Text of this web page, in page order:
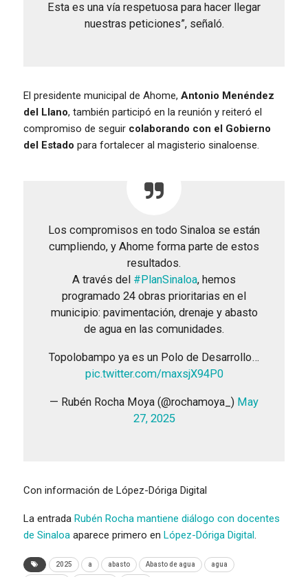
Esta es una vía respetuosa para hacer llegar
nuestras peticiones”, señaló.
El presidente municipal de Ahome, Antonio Menéndez
del Llano, también participó en la reunión y reiteró el
compromiso de seguir colaborando con el Gobierno
del Estado para fortalecer al magisterio sinaloense.
Los compromisos en todo Sinaloa se están
cumpliendo, y Ahome forma parte de estos
resultados.
A través del #PlanSinaloa, hemos
programado 24 obras prioritarias en el
municipio: pavimentación, drenaje y abasto
de agua en las comunidades.
Topolobampo ya es un Polo de Desarrollo…
pic.twitter.com/maxsjX94P0
— Rubén Rocha Moya (@rochamoya_) May
27, 2025
Con información de López-Dóriga Digital
La entrada Rubén Rocha mantiene diálogo con docentes
de Sinaloa aparece primero en López-Dóriga Digital.
2025 a abasto Abasto de agua agua